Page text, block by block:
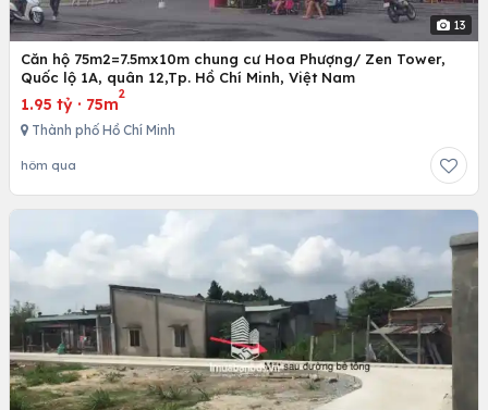
13
Căn hộ 75m2=7.5mx10m chung cư Hoa Phượng/ Zen Tower,
Quốc lộ 1A, quân 12,Tp. Hồ Chí Minh, Việt Nam
1.95 tỷ · 75m
2
Thành phố Hồ Chí Minh
hôm qua